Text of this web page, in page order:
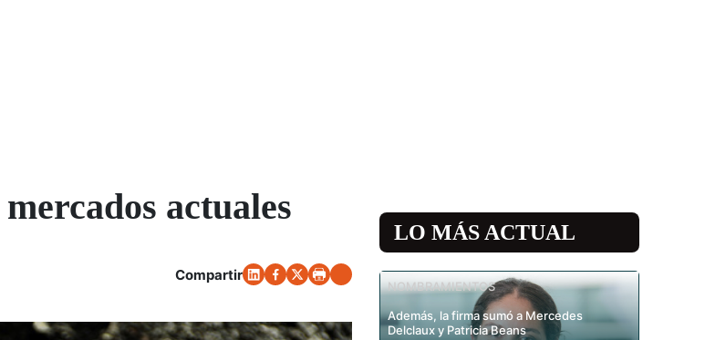
actuales
Compartir
LO MÁS ACTUAL
NOMBRAMIENTOS
Además, la firma sumó a Mercedes
Delclaux y Patricia Beans